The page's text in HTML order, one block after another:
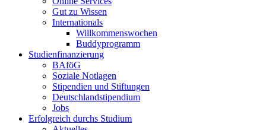
Gut zu Wissen
Internationals
Willkommenswochen
Buddyprogramm
Studienfinanzierung
BAföG
Soziale Notlagen
Stipendien und Stiftungen
Deutschlandstipendium
Jobs
Erfolgreich durchs Studium